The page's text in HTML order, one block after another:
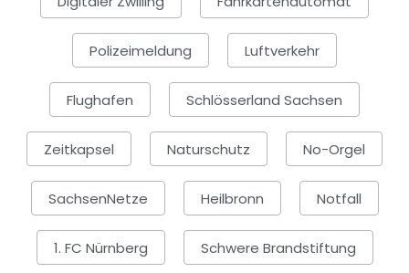
Polizeimeldung Luftverkehr
Flughafen Schlösserland Sachsen
Zeitkapsel Naturschutz No-Orgel
SachsenNetze Heilbronn Notfall
1. FC Nürnberg Schwere Brandstiftung